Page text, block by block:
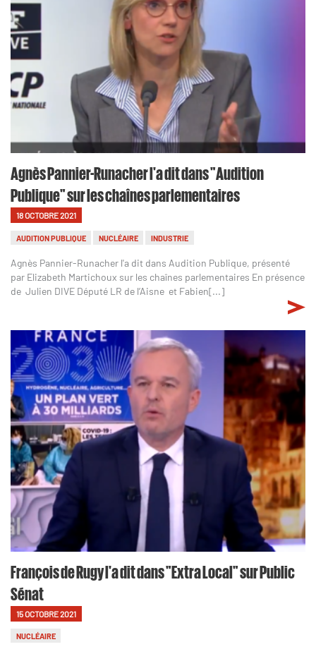
Agnès Pannier-Runacher l'a dit dans "Audition
Publique" sur les chaînes parlementaires
18 OCTOBRE 2021
AUDITION PUBLIQUE NUCLÉAIRE INDUSTRIE
Agnès Pannier-Runacher l'a dit dans Audition Publique, présenté
par Elizabeth Martichoux sur les chaînes parlementaires En présence
de Julien DIVE Député LR de l’Aisne et Fabien[...]
François de Rugy l'a dit dans "Extra Local" sur Public
Sénat
15 OCTOBRE 2021
NUCLÉAIRE